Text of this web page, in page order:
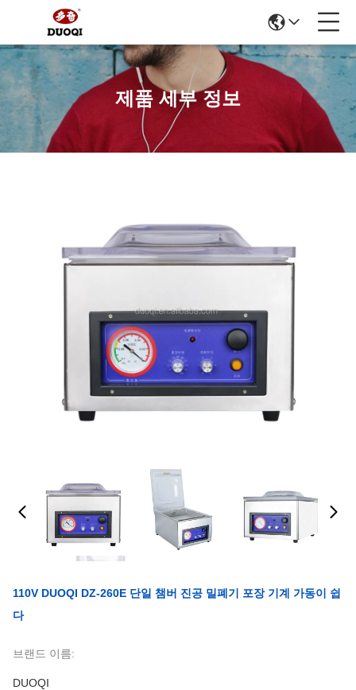
제품 세부 정보
110V DUOQI DZ-260E 단일 챔버 진공 밀폐기 포장 기계 가동이 쉽
다
브랜드 이름:
DUOQI